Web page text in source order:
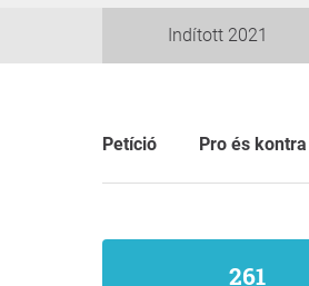
Indított 2021
Petíció Pro és kontra
261